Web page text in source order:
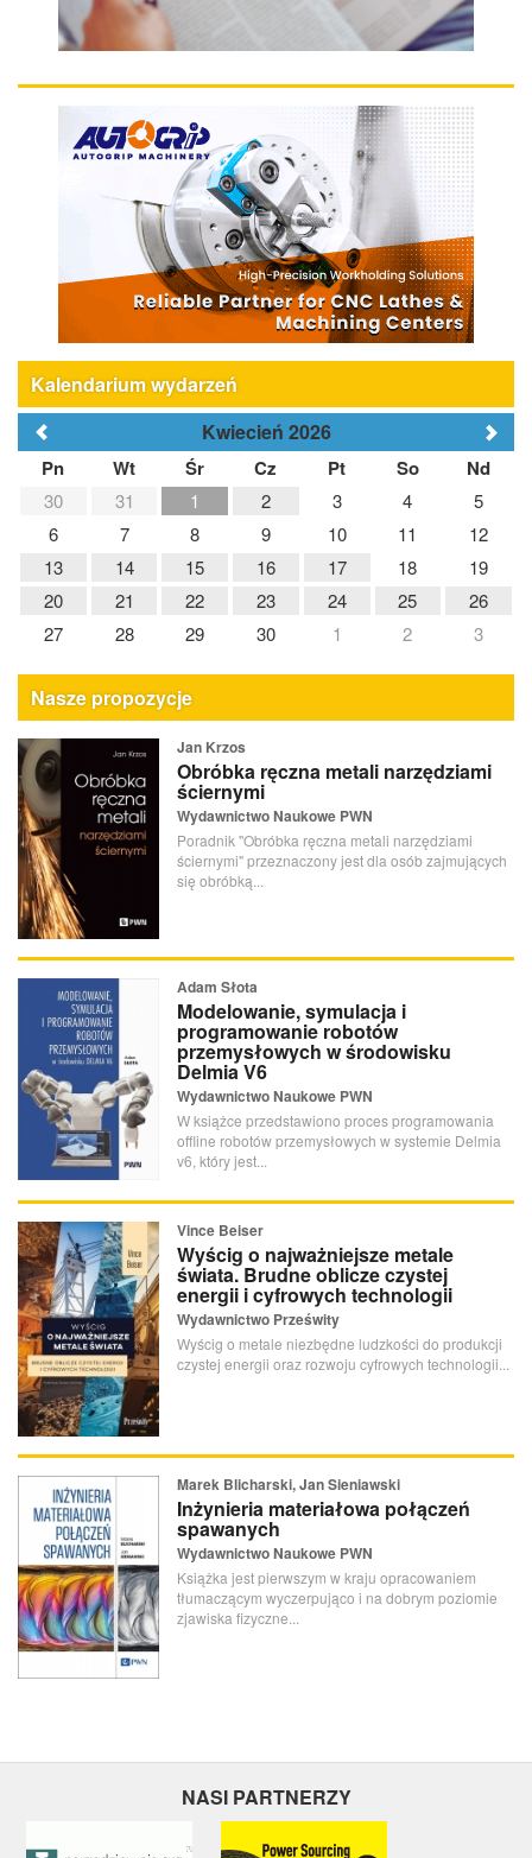
Kalendarium wydarzeń
Kwiecień 2026
Pn Wt Śr Cz Pt So Nd
30 31 1 2 3 4
5
6
7 8 9 10 11
12
13
14 15 16 17 18
19
20
21 22 23 24 25
26
27
28 29 30 1 2 3
Nasze propozycje
Jan Krzos
Obróbka ręczna metali narzędziami
ściernymi
Wydawnictwo Naukowe PWN
Poradnik "Obróbka ręczna metali narzędziami
ściernymi" przeznaczony jest dla osób zajmujących
się obróbką...
Adam Słota
Modelowanie, symulacja i
programowanie robotów
przemysłowych w środowisku
Delmia V6
Wydawnictwo Naukowe PWN
W książce przedstawiono proces programowania
offline robotów przemysłowych w systemie Delmia
v6, który jest...
Vince Beiser
Wyścig o najważniejsze metale
świata. Brudne oblicze czystej
energii i cyfrowych technologii
Wydawnictwo Prześwity
Wyścig o metale niezbędne ludzkości do produkcji
czystej energii oraz rozwoju cyfrowych technologii...
Marek Blicharski, Jan Sieniawski
Inżynieria materiałowa połączeń
spawanych
Wydawnictwo Naukowe PWN
Książka jest pierwszym w kraju opracowaniem
tłumaczącym wyczerpująco i na dobrym poziomie
zjawiska fizyczne...
NASI PARTNERZY